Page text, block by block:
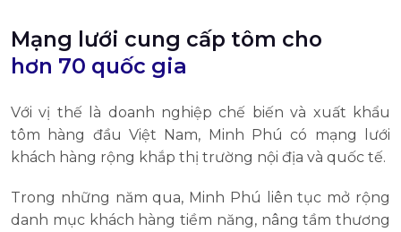
Mạng lưới cung cấp tôm cho
hơn 70 quốc gia
Với vị thế là doanh nghiệp chế biến và xuất khẩu
tôm hàng đầu Việt Nam, Minh Phú có mạng lưới
khách hàng rộng khắp thị trường nội địa và quốc tế.
Trong những năm qua, Minh Phú liên tục mở rộng
danh mục khách hàng tiềm năng, nâng tầm thương